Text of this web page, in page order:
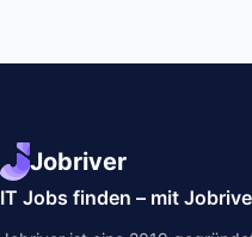
Jobriver
IT Jobs finden – mit